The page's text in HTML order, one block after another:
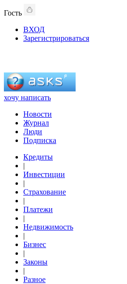
Гость
ВХОД
Зарегистрироваться
хочу написать
Новости
Журнал
Люди
Подписка
Кредиты
|
Инвестиции
|
Страхование
|
Платежи
|
Недвижимость
|
Бизнес
|
Законы
|
Разное